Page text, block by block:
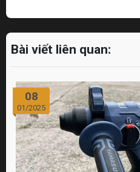
Bài viết liên quan:
08
01/2025